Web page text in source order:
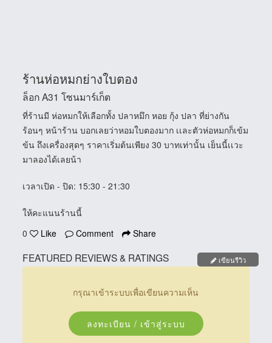
ร้านห่อหมกย่างใบตอง
ล็อก A31 โซนมาร์เก็ต
ที่ร้านมี ห่อหมกให้เลือกทั้ง ปลาหมึก หอย กุ้ง ปลา ที่ย่างกัน
ร้อนๆ หน้าร้าน บอกเลยว่าหอมใบตองมาก เเละตัวห่อหมกก็เข้ม
ข้น ถึงเครื่องสุดๆ ราคาเริ่มต้นเพียง 30 บาทเท่านั้น เย็นนี้เเวะ
มาลองได้เลยน้า
เวลาเปิด - ปิด: 15:30 - 21:30
ให้คะแนนร้านนี้
0
Like Comment Share
FEATURED REVIEWS & RATINGS เขียนรีวิว
กรุณาเข้าระบบเพื่อเขียนความเห็น
ลงทะเบียน / เข้าสู่ระบบ